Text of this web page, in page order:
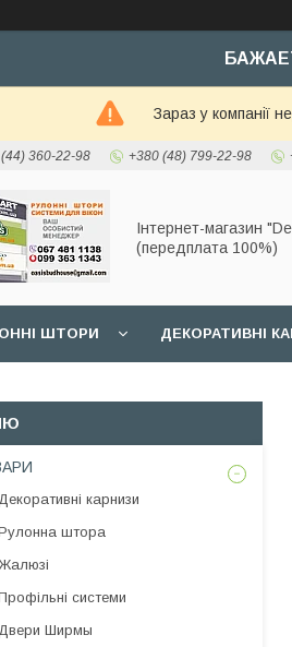
Зараз у компанії
360-22-98 +380 (48) 799-22-98
Інтернет-магазин
(передплата 100%)
ШТОРИ ДЕКОРАТИВНІ
карнизи
штора
Жалюзі
системи
Ширмы